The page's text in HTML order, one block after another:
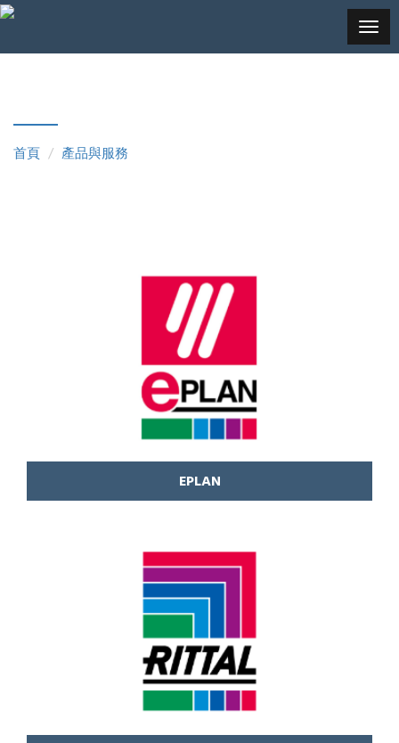
首頁 產品與服務
EPLAN